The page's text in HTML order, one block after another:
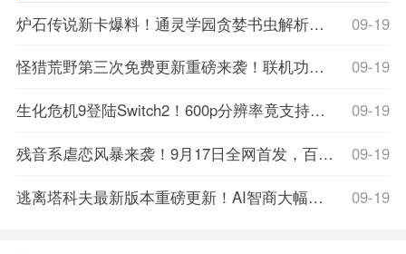
09-19
炉石传说新卡爆料！通灵学园贪婪书虫解析，抽牌神卡还是陷阱？速看攻略！
09-19
怪猎荒野第三次免费更新重磅来袭！联机功能全面优化，野队猎人速刷指南公开
09-19
生化危机9登陆Switch2！600p分辨率竟支持光追DLSS，M站详情页提前泄露玄机
09-19
残音系虐恋风暴来袭！9月17日全网首发，百度百科解密虐心剧情，首发限时15%off，准备好纸巾了吗？
09-19
逃离塔科夫最新版本重磅更新！AI智商大幅削弱，玩家体验飙升，战斗快感翻倍！